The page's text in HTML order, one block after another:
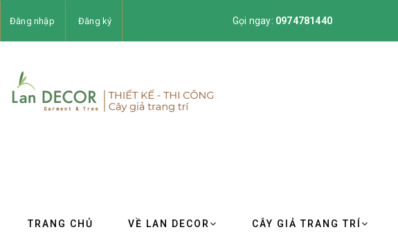
Đăng nhập Đăng ký Gọi ngay: 0974781440
TRANG CHỦ VỀ LAN DECOR CÂY GIẢ TRANG TRÍ